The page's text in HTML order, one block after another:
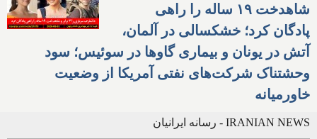
شاهدخت ۱۹ ساله را راهی
پادگان کرد؛ خشکسالی در آلمان،
آتش در یونان و بیماری گاوها در سوئیس؛ سود
وحشتناک شرکت‌های نفتی آمریکا از وضعیت
خاورمیانه
IRANIAN NEWS - رسانه ایرانیان